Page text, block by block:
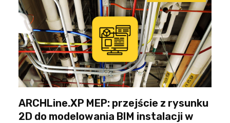
ARCHLine.XP MEP: przejście z rysunku
2D do modelowania BIM instalacji w